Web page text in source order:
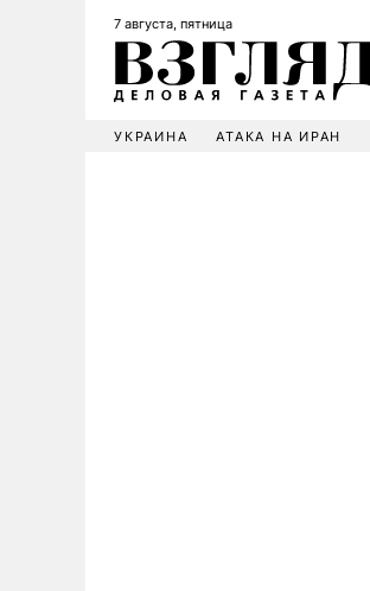
7 августа, пятница
УКРАИНА АТАКА НА ИРАН